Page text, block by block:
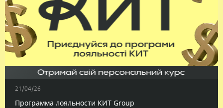
21/04/26
Программа лояльности КИТ Group